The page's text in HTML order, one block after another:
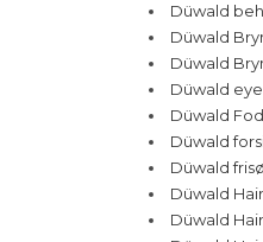
Düwald
Düwald
Düwald
Düwald
Düwald
Düwald
Düwald
Düwald
Düwald